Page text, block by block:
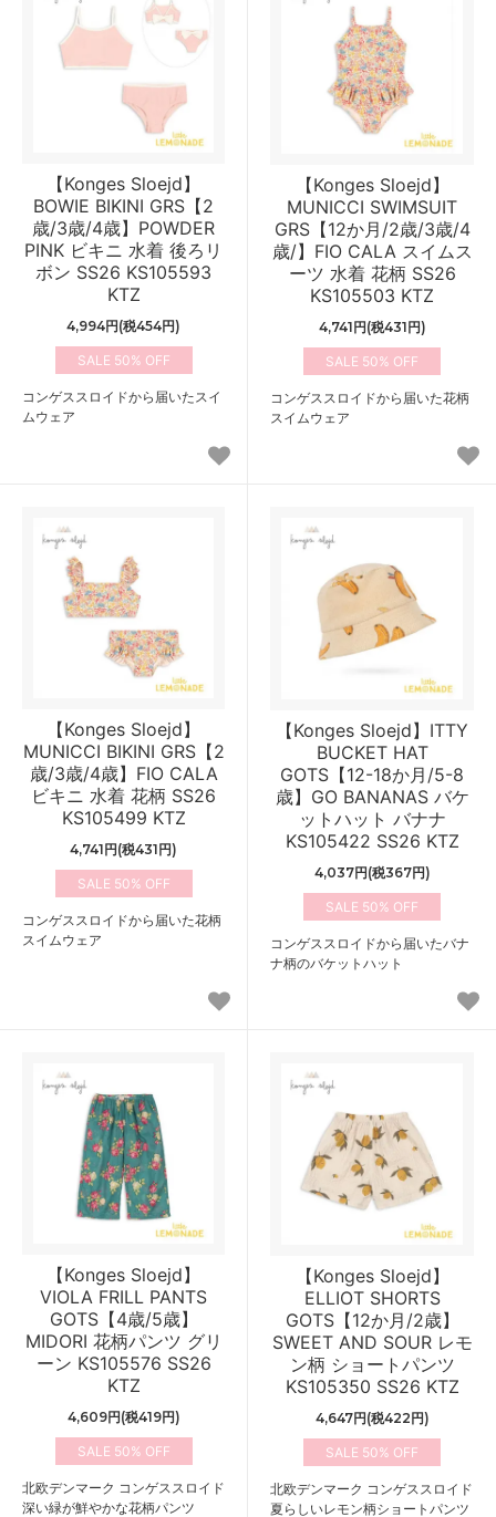
【Konges Sloejd】
BOWIE BIKINI GRS【2
歳/3歳/4歳】POWDER
PINK ビキニ 水着 後ろリ
ボン SS26 KS105593
KTZ
4,994円(税454円)
50%
コンゲススロイドから届いたスイ
ムウェア
【Konges Sloejd】
MUNICCI SWIMSUIT
GRS【12か月/2歳/3歳/4
歳/】FIO CALA スイムス
ーツ 水着 花柄 SS26
KS105503 KTZ
4,741円(税431円)
50%
コンゲススロイドから届いた花柄
スイムウェア
【Konges Sloejd】
MUNICCI BIKINI GRS【2
歳/3歳/4歳】FIO CALA
ビキニ 水着 花柄 SS26
KS105499 KTZ
4,741円(税431円)
50%
コンゲススロイドから届いた花柄
スイムウェア
【Konges Sloejd】ITTY
BUCKET HAT
GOTS【12-18か月/5-8
歳】GO BANANAS バケ
ットハット バナナ
KS105422 SS26 KTZ
4,037円(税367円)
50%
コンゲススロイドから届いたバナ
ナ柄のバケットハット
【Konges Sloejd】
VIOLA FRILL PANTS
GOTS【4歳/5歳】
MIDORI 花柄パンツ グリ
ーン KS105576 SS26
KTZ
4,609円(税419円)
50%
北欧デンマーク コンゲススロイド
深い緑が鮮やかな花柄パンツ
【Konges Sloejd】
ELLIOT SHORTS
GOTS【12か月/2歳】
SWEET AND SOUR レモ
ン柄 ショートパンツ
KS105350 SS26 KTZ
4,647円(税422円)
50%
北欧デンマーク コンゲススロイド
夏らしいレモン柄ショートパンツ